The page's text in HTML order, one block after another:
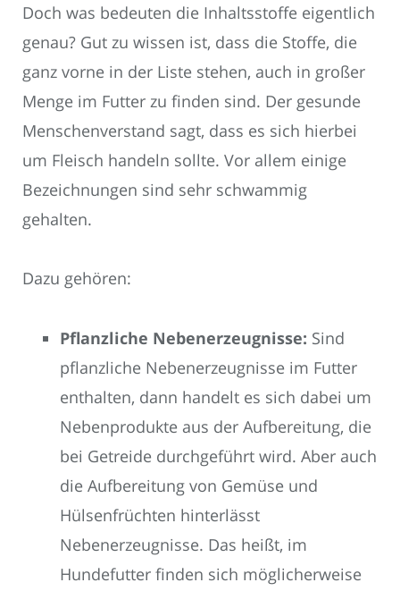
Doch was bedeuten die Inhaltsstoffe eigentlich
genau? Gut zu wissen ist, dass die Stoffe, die
ganz vorne in der Liste stehen, auch in großer
Menge im Futter zu finden sind. Der gesunde
Menschenverstand sagt, dass es sich hierbei
um Fleisch handeln sollte. Vor allem einige
Bezeichnungen sind sehr schwammig
gehalten.
Dazu gehören:
Pflanzliche Nebenerzeugnisse: Sind
pflanzliche Nebenerzeugnisse im Futter
enthalten, dann handelt es sich dabei um
Nebenprodukte aus der Aufbereitung, die
bei Getreide durchgeführt wird. Aber auch
die Aufbereitung von Gemüse und
Hülsenfrüchten hinterlässt
Nebenerzeugnisse. Das heißt, im
Hundefutter finden sich möglicherweise